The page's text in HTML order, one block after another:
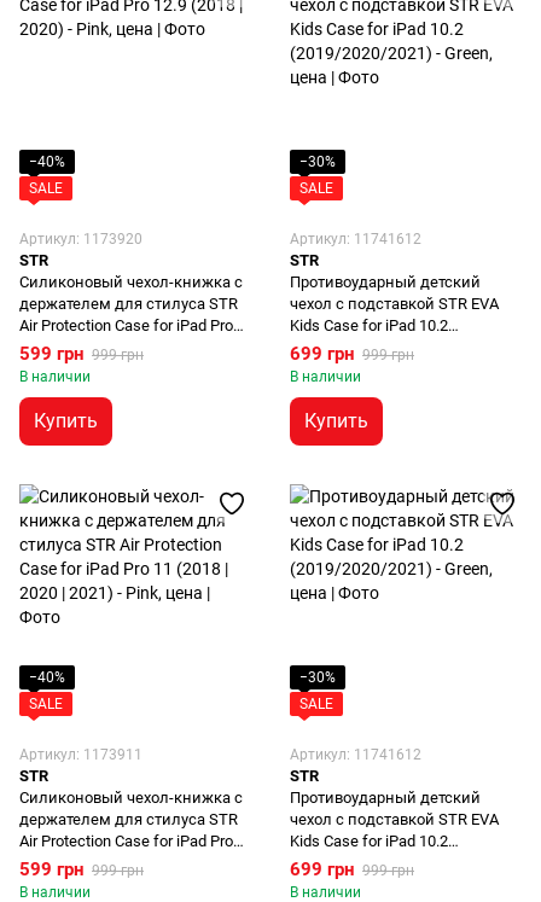
−40%
SALE
Артикул: 1173920
STR
Силиконовый чехол-книжка с
держателем для стилуса STR
Air Protection Case for iPad Pro
12.9 (2018 | 2020 | 2021 | 2022) -
Dark Green
599 грн 999 грн
В наличии
Купить
−30%
SALE
Артикул: 11741612
STR
Противоударный детский
чехол с подставкой STR EVA
Kids Case for iPad 10.2
(2019/2020/2021) - Orange
699 грн 999 грн
В наличии
Купить
−40%
SALE
Артикул: 1173911
STR
Силиконовый чехол-книжка с
держателем для стилуса STR
Air Protection Case for iPad Pro
11 (2018 | 2020 | 2021 | 2022) -
Black
599 грн 999 грн
В наличии
−30%
SALE
Артикул: 11741612
STR
Противоударный детский
чехол с подставкой STR EVA
Kids Case for iPad 10.2
(2019/2020/2021) - Green
699 грн 999 грн
В наличии